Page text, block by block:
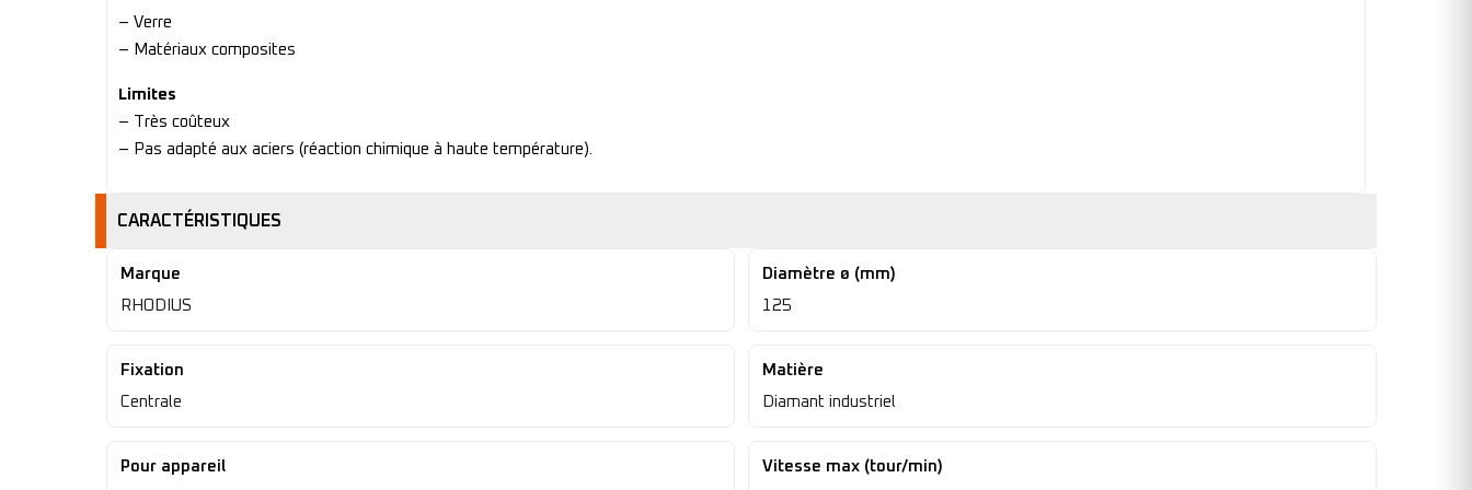
– Verre
– Matériaux composites
Limites
– Très coûteux
– Pas adapté aux aciers (réaction chimique à haute température).
CARACTÉRISTIQUES
Marque
RHODIUS
Diamètre ø (mm)
125
Fixation
Centrale
Matière
Diamant industriel
Pour appareil
Vitesse max (tour/min)